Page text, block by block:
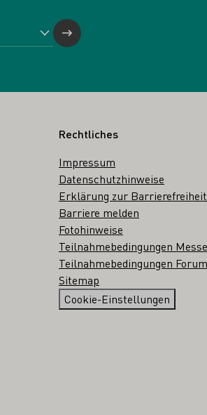
Rechtliches
Impressum
Datenschutzhinweise
Erklärung zur Barrierefreiheit
Barriere melden
Fotohinweise
Teilnahmebedingungen
Teilnahmebedingungen
Sitemap
Cookie-Einstellungen